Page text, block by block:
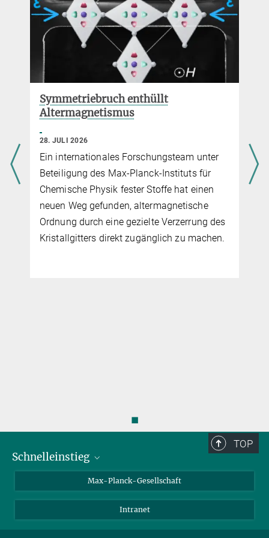
MPG.PuRe
DOI
Die Revolutionierung der
Materialsynthese durch künstliche
8. JULI 2026
Zusammenarbeit des Startups alqem AI und
MPI CPfS
◼
TOP
Schnelleinstieg
Ansprechpartner*innen
Kontakt / Anfahrt
Presse- und Öffentlichkeitsarbeit
Max-Planck-Gesellschaft
Intranet